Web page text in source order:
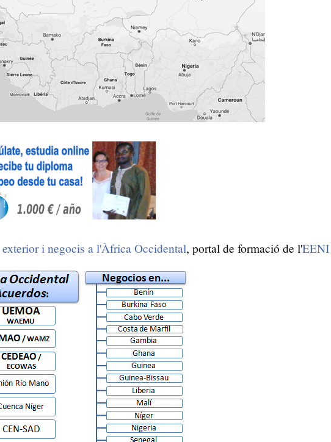
i negocis a l'Àfrica Occidental, portal de formació de l'